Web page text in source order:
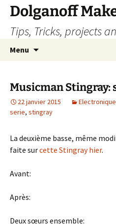
Dolganoff
Tips, Tricks, projects
Menu
Musicman Stingray:
22 janvier 2015 Electronique
serie, stingray
La deuxième basse, même
faite surcette Stingray hier.
Avant:
Après:
Deux sœurs ensemble: